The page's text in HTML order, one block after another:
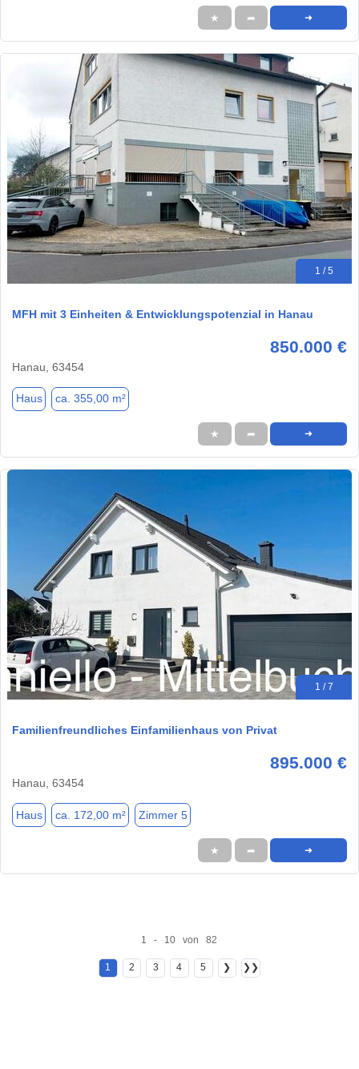
★ ➦ ➜
1 / 5
MFH mit 3 Einheiten & Entwicklungspotenzial in Hanau
850.000 €
Hanau, 63454
Haus ca. 355,00 m²
★ ➦ ➜
1 / 7
Familienfreundliches Einfamilienhaus von Privat
895.000 €
Hanau, 63454
Haus ca. 172,00 m² Zimmer 5
★ ➦ ➜
1 - 10 von 82
1 2 3 4 5 ❯ ❯❯